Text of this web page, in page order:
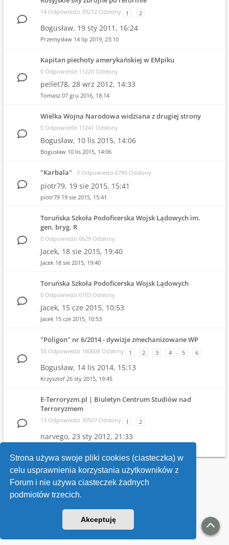
Strona używa swoje pliki cookies (ciasteczka) w
celu usprawnienia korzystania użytkowników z
Forum i nie używa ciasteczek żadnych
podmiotów trzecich.
Akceptuję
14 Odpowiedzi 39212 Odsłony 1 2
Bogusław, 19 sty 2011, 16:24
Przemysław 14 lip 2019, 23:10
Kapitan piechoty amerykańskiej w EMpiku
0 Odpowiedzi 11220 Odsłony
pellet78, 28 wrz 2012, 14:33
Tomasz 07 gru 2016, 18:14
Wielka Wojna Narodowa widziana z drugiej strony
0 Odpowiedzi 11241 Odsłony
Bogusław, 10 lis 2015, 14:06
Bogusław 10 lis 2015, 14:06
"Karbala" 0 Odpowiedzi 6789 Odsłony
piotr79, 19 sie 2015, 15:41
piotr79 19 sie 2015, 15:41
Toruńska Szkoła Podoficerska Wojsk Lądowych im.
gen. bryg. R
0 Odpowiedzi 6629 Odsłony
Jacek, 18 sie 2015, 19:40
Jacek 18 sie 2015, 19:40
Toruńska Szkoła Podoficerska Wojsk Lądowych
0 Odpowiedzi 6103 Odsłony
Jacek, 15 cze 2015, 10:53
Jacek 15 cze 2015, 10:53
"Poligon" nr 6/2014 - dywizje zmechanizowane WP
55 Odpowiedzi 180608 Odsłony 1 2 3 4 5 6
Bogusław, 14 lis 2014, 15:13
Krzysztof 26 sty 2015, 19:45
E-Terroryzm.pl | Biuletyn Centrum Studiów nad
Terroryzmem
13 Odpowiedzi 30507 Odsłony 1 2
narvego, 23 sty 2012, 21:33
Wróć do wykazu forów
v118